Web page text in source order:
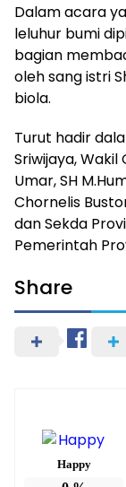
Dalam acara
leluhur bumi
bagian
oleh sang istri
biola.
Turut hadir
Sriwijaya,
Umar, SH
Chornelis
dan Sekda
Pemerintah
Share
Happy